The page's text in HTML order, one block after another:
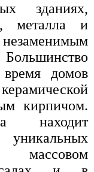
зданиях,
металла и
незаменимым
Большинство
домов
кирпичом.
находит